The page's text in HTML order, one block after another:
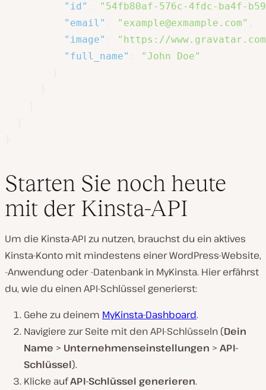
"id"
"54fb80af-576c-4fdc-ba4f-
"email"
"example@exmample.com"
"image"
"https://www.gravatar.com/
"full_name"
"John Doe"
Starten Sie noch heute
mit der Kinsta-API
Um die Kinsta-API zu nutzen, brauchst du ein aktives
Kinsta-Konto mit mindestens einer WordPress-Website,
-Anwendung oder -Datenbank in MyKinsta. Hier erfährst
du, wie du einen API-Schlüssel generierst:
Gehe zu deinem MyKinsta-Dashboard.
Navigiere zur Seite mit den API-Schlüsseln (Dein
Name > Unternehmenseinstellungen >API-
Schlüssel).
Klicke aufAPI-Schlüssel generieren.